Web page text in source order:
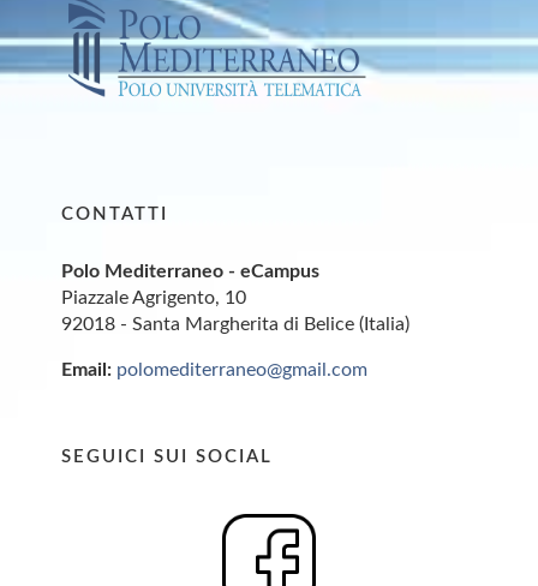
CONTATTI
Polo Mediterraneo - eCampus
Piazzale Agrigento, 10
92018 - Santa Margherita di Belice (Italia)
Email: polomediterraneo@gmail.com
SEGUICI SUI SOCIAL